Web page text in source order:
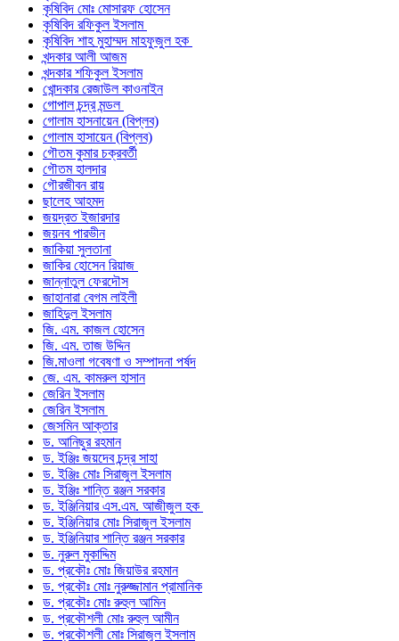
কৃষিবিদ মোঃ মোসারফ হোসেন
কৃষিবিদ রফিকুল ইসলাম
কৃষিবিদ শাহ মুহাম্মদ মাহফুজুল হক
খন্দকার আলী আজম
খন্দকার শফিকুল ইসলাম
খোন্দকার রেজাউল কাওনাইন
গোপাল চন্দ্র মন্ডল
গোলাম হাসনায়েন (বিপ্লব)
গোলাম হাসায়েন (বিপ্লব)
গৌতম কুমার চক্রবর্তী
গৌতম হালদার
গৌরজীবন রায়
ছালেহ আহমদ
জয়দ্রত ইজারদার
জয়নব পারভীন
জাকিয়া সুলতানা
জাকির হোসেন রিয়াজ
জান্নাতুল ফেরদৌস
জাহানারা বেগম লাইলী
জাহিদুল ইসলাম
জি. এম. কাজল হোসেন
জি. এম. তাজ উদ্দিন
জি.মাওলা গবেষণা ও সম্পাদনা পর্ষদ
জে. এম. কামরুল হাসান
জেরিন ইসলাম
জেরিন ইসলাম
জেসমিন আক্তার
ড. আনিছুর রহমান
ড. ইঞ্জিঃ জয়দেব চন্দ্র সাহা
ড. ইঞ্জিঃ মোঃ সিরাজুল ইসলাম
ড. ইঞ্জিঃ শান্তি রঞ্জন সরকার
ড. ইঞ্জিনিয়ার এস.এম. আজীজুল হক
ড. ইঞ্জিনিয়ার মোঃ সিরাজুল ইসলাম
ড. ইঞ্জিনিয়ার শান্তি রঞ্জন সরকার
ড. নুরুল মুকাদ্দিম
ড. প্রকৌঃ মোঃ জিয়াউর রহমান
ড. প্রকৌঃ মোঃ নুরুজ্জামান প্রামানিক
ড. প্রকৌঃ মোঃ রুহুল আমিন
ড. প্রকৌশলী মোঃ রুহুল আমীন
ড. প্রকৌশলী মোঃ সিরাজুল ইসলাম